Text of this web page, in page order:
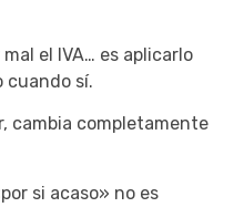
el IVA… es aplicarlo
cuando sí.
cambia completamente
si acaso» no es